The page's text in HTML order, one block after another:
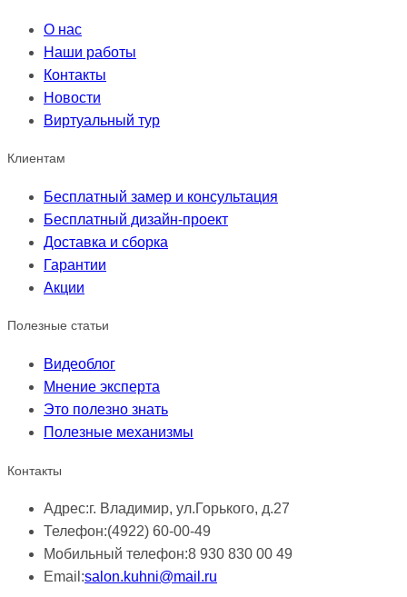
О нас
Наши работы
Контакты
Новости
Виртуальный тур
Клиентам
Бесплатный замер и консультация
Бесплатный дизайн-проект
Доставка и сборка
Гарантии
Акции
Полезные статьи
Видеоблог
Мнение эксперта
Это полезно знать
Полезные механизмы
Контакты
Адрес:г. Владимир, ул.Горького, д.27
Телефон:(4922) 60-00-49
Мобильный телефон:8 930 830 00 49
Email:salon.kuhni@mail.ru